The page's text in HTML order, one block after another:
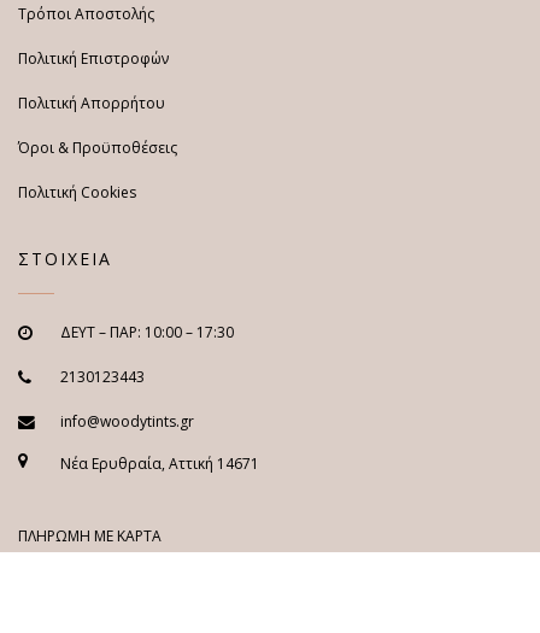
Τρόποι Αποστολής
Πολιτική Επιστροφών
Πολιτική Απορρήτου
Όροι & Προϋποθέσεις
Πολιτική Cookies
ΣΤΟΙΧΕΙΑ
ΔΕΥΤ – ΠΑΡ: 10:00 – 17:30
2130123443
info@woodytints.gr
Νέα Ερυθραία, Αττική 14671
ΠΛΗΡΩΜΗ ΜΕ ΚΑΡΤΑ